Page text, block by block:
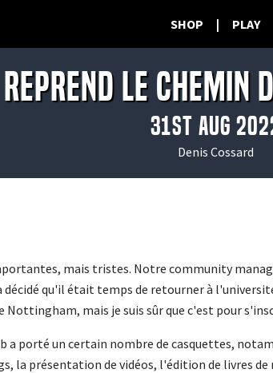
SHOP | PLAY
reprend le chemin
31st Aug
Denis Cossard
mais tristes. Notre community
décidé qu'il était temps de retourner à
mais je suis sûr que c'est pour
a porté un certain nombre de casquettes,
la présentation de vidéos, l'édition de livres